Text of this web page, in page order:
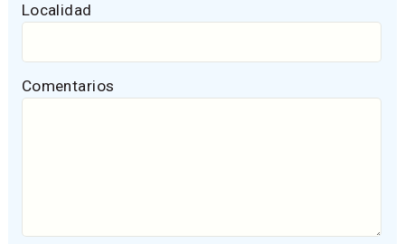
Localidad
Comentarios